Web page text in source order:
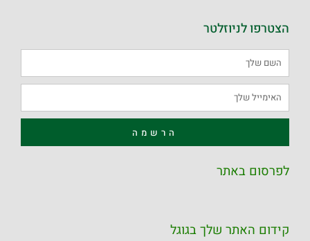
הצטרפו לניוזלטר
הרשמה
לפרסום באתר
קידום האתר שלך בגוגל